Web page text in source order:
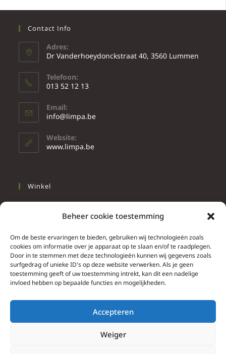
Beheer cookie toestemming
Om de beste ervaringen te bieden, gebruiken wij technologieën zoals
cookies om informatie over je apparaat op te slaan en/of te raadplegen.
Door in te stemmen met deze technologieën kunnen wij gegevens zoals
surfgedrag of unieke ID's op deze website verwerken. Als je geen
toestemming geeft of uw toestemming intrekt, kan dit een nadelige
invloed hebben op bepaalde functies en mogelijkheden.
Accepteren
Weiger
Contact Info
Adres:
Dr Vanderhoeydonckstraat 40, 3560 Lummen
Telefoon:
013 52 12 13
Email:
info@limpa.be
Website:
www.limpa.be
Winkel
Wonen
Info
Contacteer ons